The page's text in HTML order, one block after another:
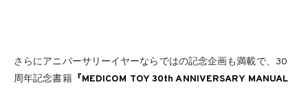
さらにアニバーサリーイヤーならではの記念企画も満載で、30
周年記念書籍『MEDICOM TOY 30th ANNIVERSARY MANUAL